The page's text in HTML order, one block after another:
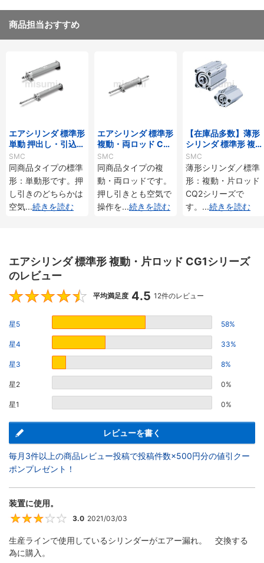
商品担当おすすめ
エアシリンダ 標準形
単動 押出し・引込み
CG1シリーズ
SMC
同商品タイプの標準
形：単動形です。押
し引きのどちらかは
空気...続きを読む
エアシリンダ 標準形
複動・両ロッド CG1
Wシリーズ
SMC
同商品タイプの複
動・両ロッドです。
押し引きとも空気で
操作を...続きを読む
【在庫品多数】薄形
シリンダ 標準形 複
動・片ロッド CQ2
シリーズ
SMC
薄形シリンダ／標準
形：複動・片ロッド
CQ2シリーズで
す。 ...続きを読む
エアシリンダ 標準形 複動・片ロッド CG1シリーズ
のレビュー
4.5
平均満足度 4.5 12件のレビュー
星5 58%
星4 33%
星3 8%
星2 0%
星1 0%
レビューを書く
毎月3件以上の商品レビュー投稿で投稿件数×500円分の値引クー
ポンプレゼント！
装置に使用。
3
3.0 2021/03/03
生産ラインで使用しているシリンダーがエアー漏れ。 交換する
為に購入。